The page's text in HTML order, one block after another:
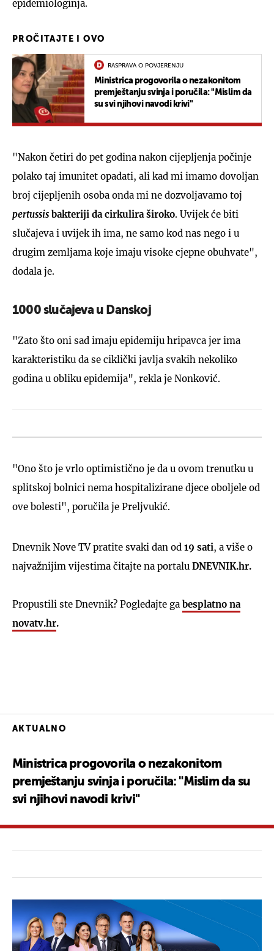
epidemiologinja.
PROČITAJTE I OVO
RASPRAVA O POVJERENJU
Ministrica progovorila o nezakonitom
premještanju svinja i poručila: "Mislim da
su svi njihovi navodi krivi"
"Nakon četiri do pet godina nakon cijepljenja počinje
polako taj imunitet opadati, ali kad mi imamo dovoljan
broj cijepljenih osoba onda mi ne dozvoljavamo toj
pertussis bakteriji da cirkulira široko. Uvijek će biti
slučajeva i uvijek ih ima, ne samo kod nas nego i u
drugim zemljama koje imaju visoke cjepne obuhvate",
dodala je.
1000 slučajeva u Danskoj
"Zato što oni sad imaju epidemiju hripavca jer ima
karakteristiku da se ciklički javlja svakih nekoliko
godina u obliku epidemija", rekla je Nonković.
"Ono što je vrlo optimistično je da u ovom trenutku u
splitskoj bolnici nema hospitalizirane djece oboljele od
ove bolesti", poručila je Preljvukić.
Dnevnik Nove TV pratite svaki dan od 19 sati, a više o
najvažnijim vijestima čitajte na portalu DNEVNIK.hr.
Propustili ste Dnevnik? Pogledajte ga besplatno na
novatv.hr.
AKTUALNO
Ministrica progovorila o nezakonitom
premještanju svinja i poručila: "Mislim da su
svi njihovi navodi krivi"